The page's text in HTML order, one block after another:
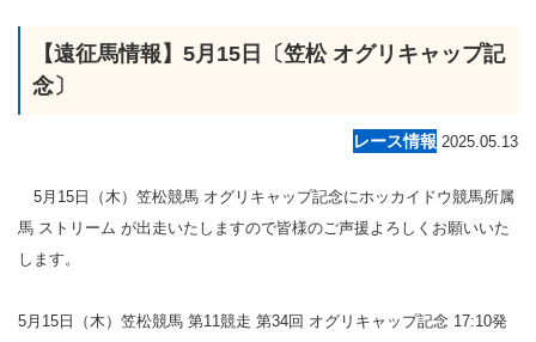
【遠征馬情報】5月15日〔笠松 オグリキャップ記
念〕
レース情報 2025.05.13
5月15日（木）笠松競馬 オグリキャップ記念にホッカイドウ競馬所属
馬 ストリーム が出走いたしますので皆様のご声援よろしくお願いいた
します。
5月15日（木）笠松競馬 第11競走 第34回 オグリキャップ記念 17:10発